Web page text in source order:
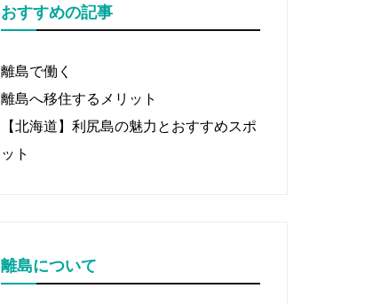
おすすめの記事
離島で働く
離島へ移住するメリット
【北海道】利尻島の魅力とおすすめスポ
ット
離島について